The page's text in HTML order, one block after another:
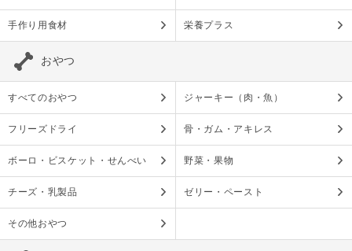
手作り用食材 栄養プラス
おやつ
すべてのおやつ ジャーキー（肉・魚）
フリーズドライ 骨・ガム・アキレス
ボーロ・ビスケット・せんべい 野菜・果物
チーズ・乳製品 ゼリー・ペースト
その他おやつ